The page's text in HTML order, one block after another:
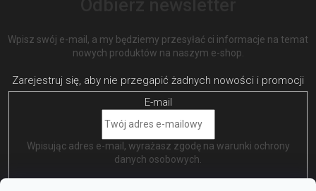
Wpisz swój e-mail, a my będziemy przesyłać ci informacje na temat
nowych produktów na naszym e-shop.
E-mail
Wpisując adres e-mail, wyrażasz zgodę na warunki ochrony
danych osobowych